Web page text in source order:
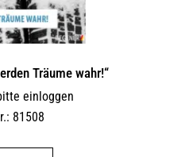
Träume wahr!“
einloggen
81508